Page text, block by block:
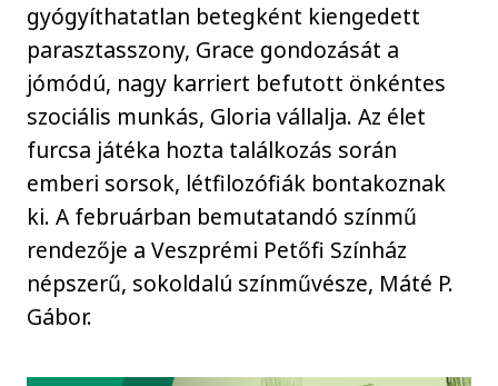
gyógyíthatatlan betegként kiengedett
parasztasszony, Grace gondozását a
jómódú, nagy karriert befutott önkéntes
szociális munkás, Gloria vállalja. Az élet
furcsa játéka hozta találkozás során
emberi sorsok, létfilozófiák bontakoznak
ki. A februárban bemutatandó színmű
rendezője a Veszprémi Petőfi Színház
népszerű, sokoldalú színművésze, Máté P.
Gábor.